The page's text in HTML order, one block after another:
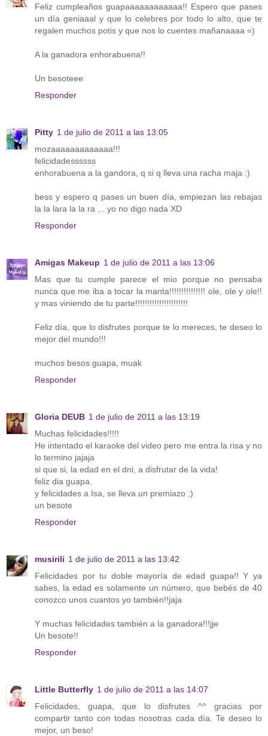
Feliz cumpleaños guapaaaaaaaaaaaa!! Espero que pases
un día geniaaal y que lo celebres por todo lo alto, que te
regalen muchos potis y que nos lo cuentes mañanaaaa =)
A la ganadora enhorabuena!!
Un besoteee
Responder
Pitty 1 de julio de 2011 a las 13:05
mozaaaaaaaaaaaaa!!!
felicidadessssss
enhorabuena a la gandora, q si q lleva una racha maja :)
bess y espero q pases un buen día, empiezan las rebajas
la la lara la la ra ... yo no digo nada XD
Responder
Amigas Makeup 1 de julio de 2011 a las 13:06
Mas que tu cumple parece el mio porque no pensaba
nunca que me iba a tocar la manta!!!!!!!!!!!!!!! ole, ole y ole!!
y mas viniendo de tu parte!!!!!!!!!!!!!!!!!!!!!!
Feliz día, que lo disfrutes porque te lo mereces, te deseo lo
mejor del mundo!!!
muchos besos guapa, muak
Responder
Gloria DEUB 1 de julio de 2011 a las 13:19
Muchas felicidades!!!!!
He intentado el karaoke del video pero me entra la risa y no
lo termino jajaja
si que si, la edad en el dni, a disfrutar de la vida!
feliz dia guapa.
y felicidades a Isa, se lleva un premiazo ;)
un besote
Responder
musirili 1 de julio de 2011 a las 13:42
Felicidades por tu doble mayoría de edad guapa!! Y ya
sabes, la edad es solamente un número, que bebés de 40
conozco unos cuantos yo también!!jaja
Y muchas felicidades también a la ganadora!!!jje
Un besote!!
Responder
Little Butterfly 1 de julio de 2011 a las 14:07
Felicidades, guapa, que lo disfrutes ^^ gracias por
compartir tanto con todas nosotras cada día. Te deseo lo
mejor, un beso!